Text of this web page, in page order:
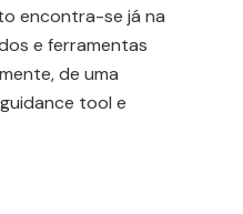
encontra-se já na
e ferramentas
de uma
tool e